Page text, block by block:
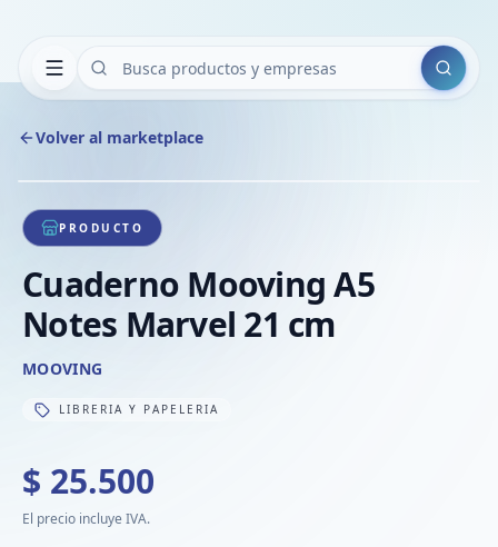
Buscar
Volver al marketplace
1/1
PRODUCTO
Cuaderno Mooving A5
Notes Marvel 21 cm
MOOVING
LIBRERIA Y PAPELERIA
$ 25.500
El precio incluye IVA.